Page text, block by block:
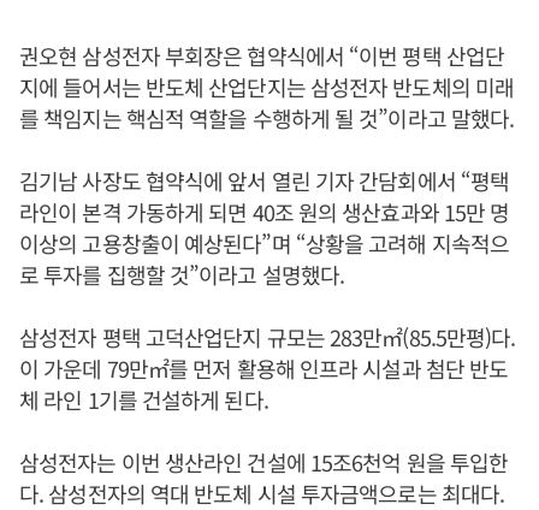
권오현 삼성전자 부회장은 협약식에서 “이번 평택 산업단
지에 들어서는 반도체 산업단지는 삼성전자 반도체의 미래
를 책임지는 핵심적 역할을 수행하게 될 것”이라고 말했다.
김기남 사장도 협약식에 앞서 열린 기자 간담회에서 “평택
라인이 본격 가동하게 되면 40조 원의 생산효과와 15만 명
이상의 고용창출이 예상된다”며 “상황을 고려해 지속적으
로 투자를 집행할 것”이라고 설명했다.
삼성전자 평택 고덕산업단지 규모는 283만㎡(85.5만평)다.
이 가운데 79만㎡를 먼저 활용해 인프라 시설과 첨단 반도
체 라인 1기를 건설하게 된다.
삼성전자는 이번 생산라인 건설에 15조6천억 원을 투입한
다. 삼성전자의 역대 반도체 시설 투자금액으로는 최대다.